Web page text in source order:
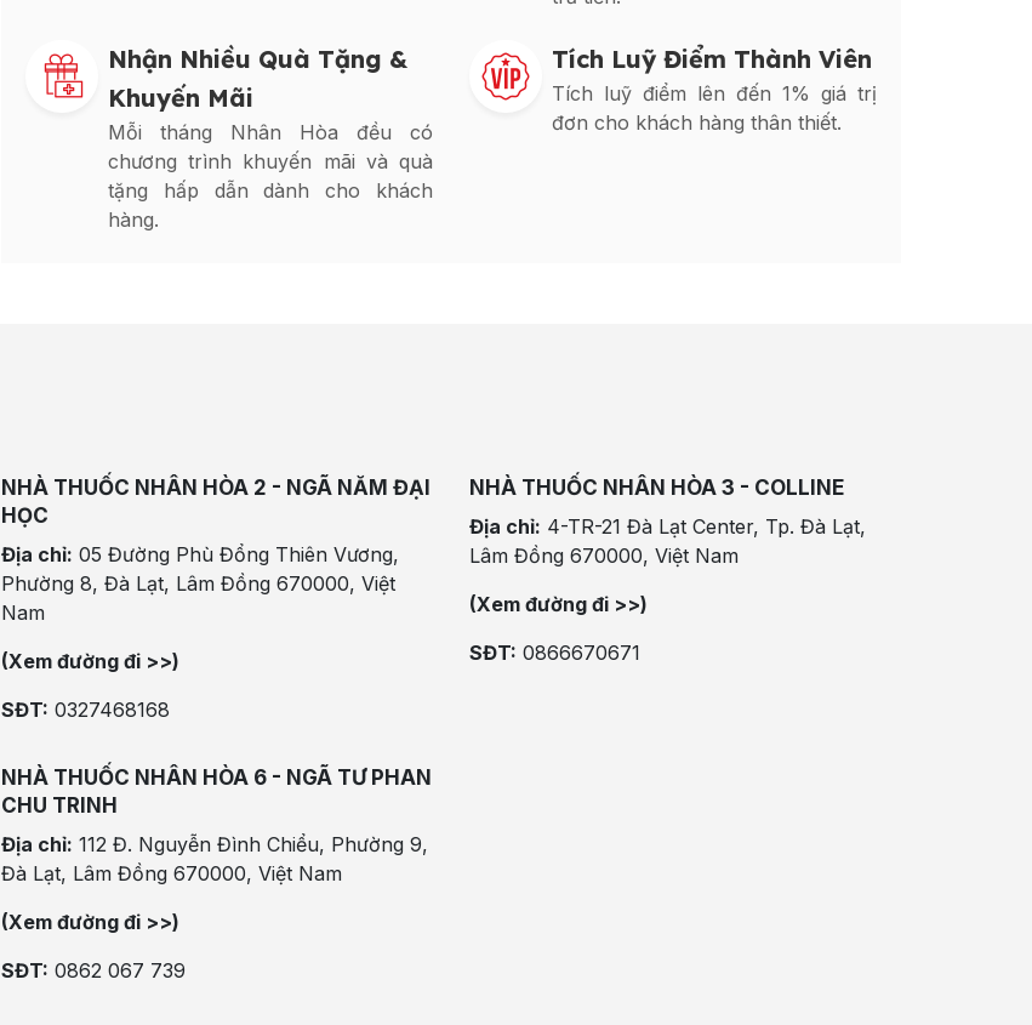
Nhận Nhiều Quà Tặng &
Khuyến Mãi
Mỗi tháng Nhân Hòa đều có
chương trình khuyến mãi và quà
tặng hấp dẫn dành cho khách
hàng.
Tích Luỹ Điểm Thành Viên
Tích luỹ điểm lên đến 1% giá trị
đơn cho khách hàng thân thiết.
NHÀ THUỐC NHÂN HÒA 2 - NGÃ NĂM ĐẠI
HỌC
Địa chỉ: 05 Đường Phù Đổng Thiên Vương,
Phường 8, Đà Lạt, Lâm Đồng 670000, Việt
Nam
(Xem đường đi >>)
SĐT: 0327468168
NHÀ THUỐC NHÂN HÒA 3 - COLLINE
Địa chỉ: 4-TR-21 Đà Lạt Center, Tp. Đà Lạt,
Lâm Đồng 670000, Việt Nam
(Xem đường đi >>)
SĐT: 0866670671
NHÀ THUỐC NHÂN HÒA 6 - NGÃ TƯ PHAN
CHU TRINH
Địa chỉ: 112 Đ. Nguyễn Đình Chiểu, Phường 9,
Đà Lạt, Lâm Đồng 670000, Việt Nam
(Xem đường đi >>)
SĐT: 0862 067 739